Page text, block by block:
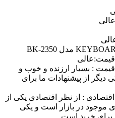
قیمت:عالی
قیمت : بسیار ارزنده و خوب و
دیگر از پیشنهادات ما برای
: از نظر اقتصادی یکی از
موجود در بازار است و یکی
برای خرید است